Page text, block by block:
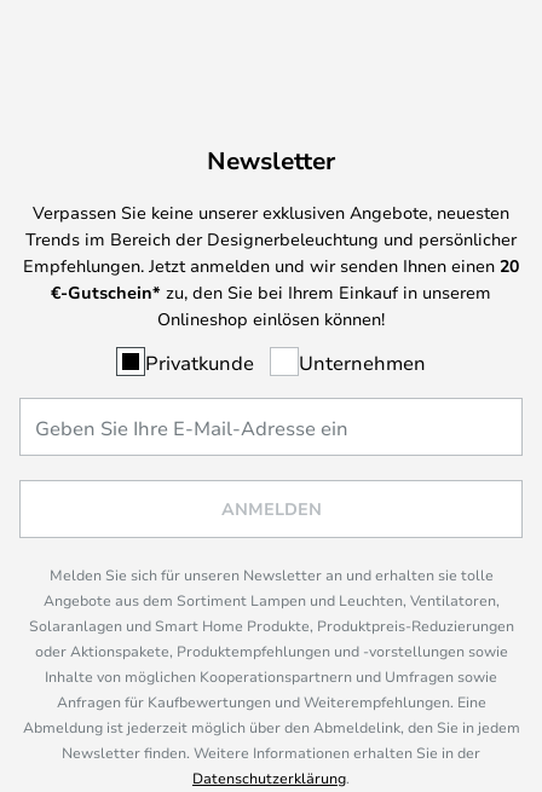
Newsletter
Verpassen Sie keine unserer exklusiven Angebote, neuesten
Trends im Bereich der Designerbeleuchtung und persönlicher
Empfehlungen. Jetzt anmelden und wir senden Ihnen einen 20
€-Gutschein* zu, den Sie bei Ihrem Einkauf in unserem
Onlineshop einlösen können!
Privatkunde Unternehmen
ANMELDEN
Melden Sie sich für unseren Newsletter an und erhalten sie tolle
Angebote aus dem Sortiment Lampen und Leuchten, Ventilatoren,
Solaranlagen und Smart Home Produkte, Produktpreis-Reduzierungen
oder Aktionspakete, Produktempfehlungen und -vorstellungen sowie
Inhalte von möglichen Kooperationspartnern und Umfragen sowie
Anfragen für Kaufbewertungen und Weiterempfehlungen. Eine
Abmeldung ist jederzeit möglich über den Abmeldelink, den Sie in jedem
Newsletter finden. Weitere Informationen erhalten Sie in der
Datenschutzerklärung.